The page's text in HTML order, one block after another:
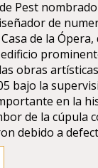
Pest
de
de la
obras
bajo la
en la
de la cúpula
debido a
los arcos de
variada y